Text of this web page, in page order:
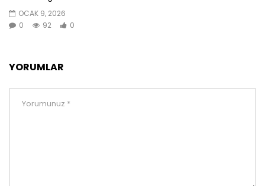
OCAK 9, 2026
0
92 0
YORUMLAR